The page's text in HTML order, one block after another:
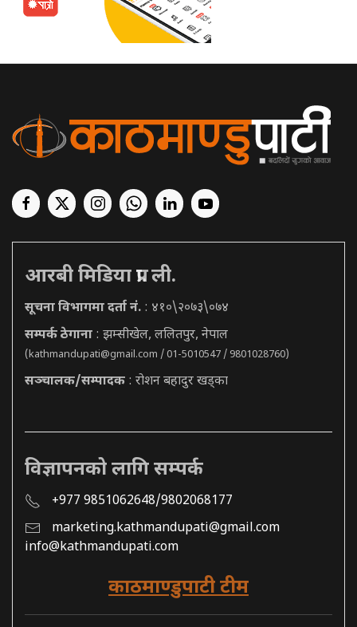
आरबी मिडिया प्रा. ली.
सूचना विभागमा दर्ता नं. : ४१०\२०७३\०७४
सम्पर्क ठेगाना : झम्सीखेल, ललितपुर, नेपाल
(kathmandupati@gmail.com / 01-5010547 / 9801028760)
सञ्चालक/सम्पादक : रोशन बहादुर खड्का
विज्ञापनको लागि सम्पर्क
+977 9851062648/9802068177
marketing.kathmandupati@gmail.com
info@kathmandupati.com
काठमाण्डुपाटी टीम